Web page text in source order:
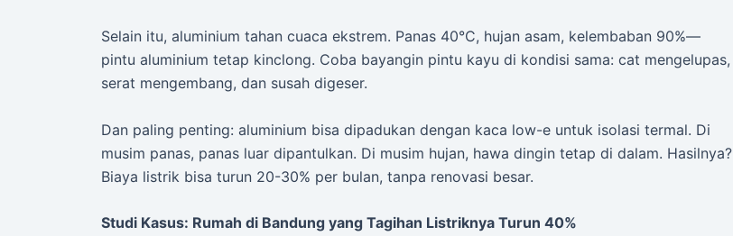
Selain itu, aluminium tahan cuaca ekstrem. Panas 40°C, hujan asam, kelembaban 90%—
pintu aluminium tetap kinclong. Coba bayangin pintu kayu di kondisi sama: cat mengelupas,
serat mengembang, dan susah digeser.
Dan paling penting: aluminium bisa dipadukan dengan kaca low-e untuk isolasi termal. Di
musim panas, panas luar dipantulkan. Di musim hujan, hawa dingin tetap di dalam. Hasilnya?
Biaya listrik bisa turun 20-30% per bulan, tanpa renovasi besar.
Studi Kasus: Rumah di Bandung yang Tagihan Listriknya Turun 40%